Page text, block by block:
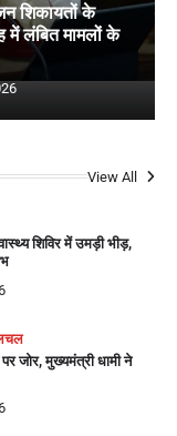
शिकायतों के
में लंबित मामलों के
View All
शिविर में उमड़ी भीड़,
जोर, मुख्यमंत्री धामी ने